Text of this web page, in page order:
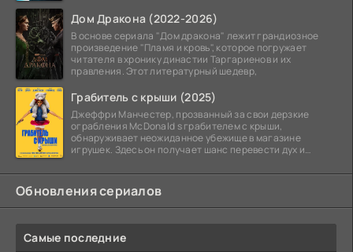
Дом Дракона (2022-2026)
В основе сериала "Дом дракона" лежит грандиозное
произведение "Пламя и кровь", которое погружает
читателя в хронику династии Таргариенов и их
правления. Этот литературный шедевр,
Грабитель с крыши (2025)
Джеффри Манчестер, прозванный за свои дерзкие
ограбления McDonald s грабителем с крыши,
обнаруживает неожиданное убежище в магазине
игрушек. Здесь он получает шанс перевести дух и
Обновления сериалов
Самые последние